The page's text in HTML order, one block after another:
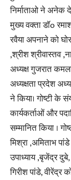
निर्माताओ ने अनेक
मुख्य वक्ता डॉo
रवैया अपनाने को
,श्रीश श्रीवास्तव
अध्यक्ष गुजरात
अध्यक्षता प्रदेश
ने किया। गोष्टी के
कार्यकर्ताओं और
सम्मानित किया ।
मिश्रा ,अमिताभ
उपाध्याय ,बृजेंद्र
गिरीश पांडे,